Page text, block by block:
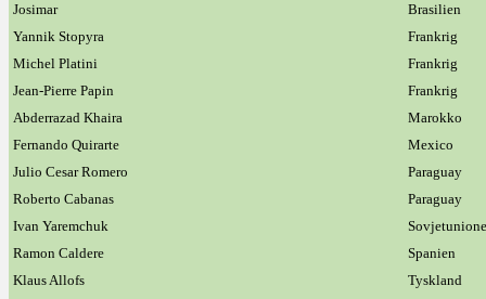
Josimar
Brasilien
Yannik Stopyra
Frankrig
Michel Platini
Frankrig
Jean-Pierre Papin
Frankrig
Abderrazad Khaira
Marokko
Fernando Quirarte
Mexico
Julio Cesar Romero
Paraguay
Roberto Cabanas
Paraguay
Ivan Yaremchuk
Ramon Caldere
Spanien
Klaus Allofs
Tyskland